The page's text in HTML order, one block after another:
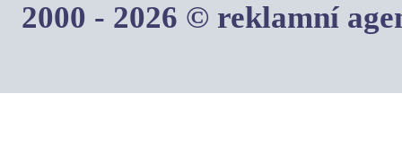
2000 - 2026 © reklamní